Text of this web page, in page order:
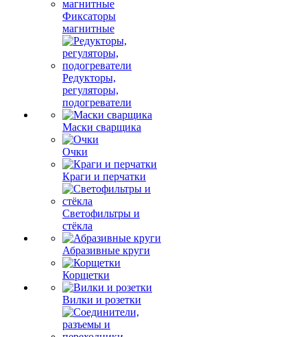
Фиксаторы
магнитные
Редукторы,
регуляторы,
подогреватели
Маски сварщика
Очки
Краги и перчатки
Светофильтры и
стёкла
Абразивные круги
Корщетки
Вилки и розетки